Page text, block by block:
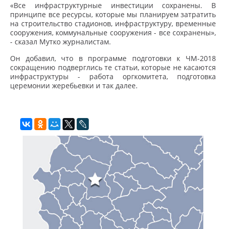
«Все инфраструктурные инвестиции сохранены. В
принципе все ресурсы, которые мы планируем затратить
на строительство стадионов, инфраструктуру, временные
сооружения, коммунальные сооружения - все сохранены»,
- сказал Мутко журналистам.
Он добавил, что в программе подготовки к ЧМ-2018
сокращению подверглись те статьи, которые не касаются
инфраструктуры - работа оргкомитета, подготовка
церемонии жеребьевки и так далее.